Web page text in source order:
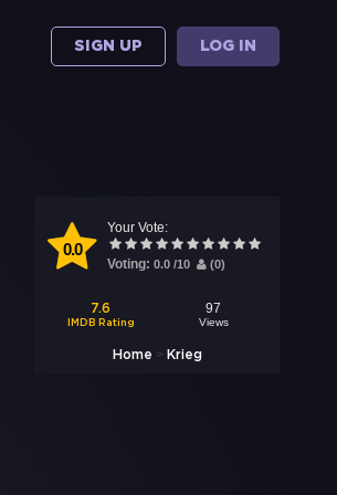
SIGN UP LOG IN
0.0
Your Vote:
Voting: 0.0 /10 (0)
7.6
IMDB Rating
97
Views
Home > Krieg